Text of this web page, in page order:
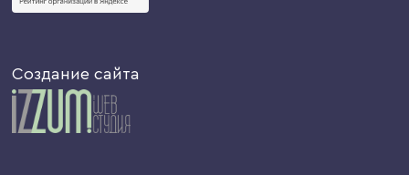
Создание сайта